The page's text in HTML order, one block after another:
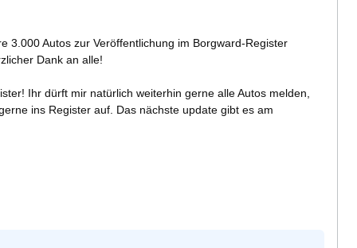
3.000 Autos zur Veröffentlichung im Borgward-Register
Dank an alle!
Ihr dürft mir natürlich weiterhin gerne alle Autos melden,
ins Register auf. Das nächste update gibt es am